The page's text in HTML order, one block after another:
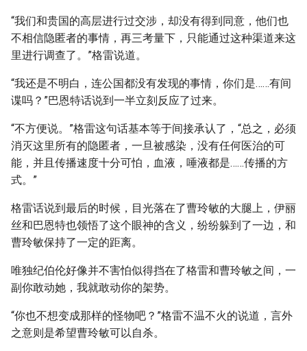
“我们和贵国的高层进行过交涉，却没有得到同意，他们也
不相信隐匿者的事情，再三考量下，只能通过这种渠道来这
里进行调查了。”格雷说道。
“我还是不明白，连公国都没有发现的事情，你们是……有间
谍吗？”巴恩特话说到一半立刻反应了过来。
“不方便说。”格雷这句话基本等于间接承认了，“总之，必须
消灭这里所有的隐匿者，一旦被感染，没有任何医治的可
能，并且传播速度十分可怕，血液，唾液都是……传播的方
式。”
格雷话说到最后的时候，目光落在了曹玲敏的大腿上，伊丽
丝和巴恩特也领悟了这个眼神的含义，纷纷躲到了一边，和
曹玲敏保持了一定的距离。
唯独纪伯伦好像并不害怕似得挡在了格雷和曹玲敏之间，一
副你敢动她，我就敢动你的架势。
“你也不想变成那样的怪物吧？”格雷不温不火的说道，言外
之意则是希望曹玲敏可以自杀。